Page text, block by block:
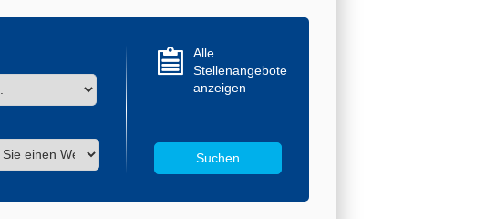
Alle
Stellenangebote
anzeigen